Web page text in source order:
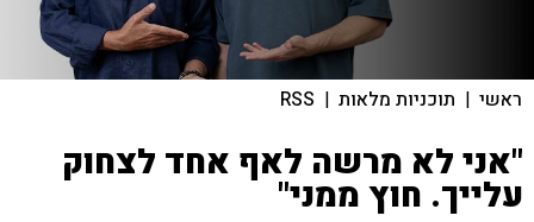
ראשי | תוכניות מלאות |
RSS
"אני לא מרשה לאף אחד לצחוק
עלייך. חוץ ממני"